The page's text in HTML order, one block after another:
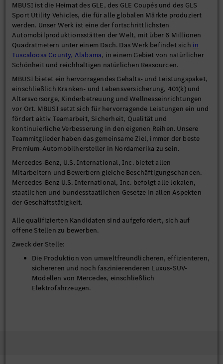
MBUSI ist die Heimat des GLE, des GLE Coupés und des GLS
Sport Utility Vehicles, die für alle globalen Märkte produziert
werden. Unser Werk ist eine der fortschrittlichsten
Automobilproduktionsstätten der Welt, mit über 6 Millionen
Quadratmetern unter einem Dach. Das Werk befindet sich in
Tuscaloosa County, Alabama, in einem Gebiet von natürlicher
Schönheit und reichhaltigen natürlichen Ressourcen.
MBUSI bietet ein hervorragendes Gehalts- und Leistungspaket,
einschließlich Kranken- und Lebensversicherung, 401(k) und
Altersvorsorge, Kinderbetreuung und Wellnesseinrichtungen
vor Ort. MBUSI setzt sich für hervorragende Leistungen ein und
fördert aktiv Teamarbeit, Sicherheit, Qualität und
kontinuierliche Verbesserung in den eigenen Reihen. Unsere
Teammitglieder haben das gemeinsame Ziel, immer der beste
Premium-Automobilhersteller in Nordamerika zu sein.
Mercedes-Benz, U.S. International, Inc. bietet allen
Mitarbeitern und Bewerbern gleiche Beschäftigungschancen.
Mercedes-Benz U.S. International, Inc. befolgt alle lokalen,
staatlichen und bundesstaatlichen Gesetze in allen Aspekten
der Geschäftstätigkeit.
Alle qualifizierten Kandidaten sind aufgefordert, sich auf
offene Stellen zu bewerben.
Zweck der Stelle:
Die Produktion von umweltfreundlicheren, effizienteren,
sichereren und noch faszinierenderen Luxus-SUV-
Modellen von Mercedes, einschließlich
Elektrofahrzeugen.